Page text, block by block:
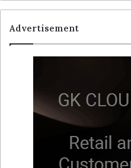
Advertisement